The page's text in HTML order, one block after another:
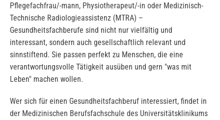
Pflegefachfrau/-mann, Physiotherapeut/-in oder Medizinisch-
Technische Radiologieassistenz (MTRA) –
Gesundheitsfachberufe sind nicht nur vielfältig und
interessant, sondern auch gesellschaftlich relevant und
sinnstiftend. Sie passen perfekt zu Menschen, die eine
verantwortungsvolle Tätigkeit ausüben und gern "was mit
Leben" machen wollen.
Wer sich für einen Gesundheitsfachberuf interessiert, findet in
der Medizinischen Berufsfachschule des Universitätsklinikums